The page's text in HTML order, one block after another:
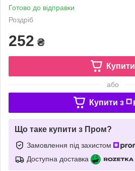
Готово до відправки
Роздріб
252 ₴
Купити
або
Купити з
Що таке купити з Пром?
Замовлення під захистом
Доступна доставка